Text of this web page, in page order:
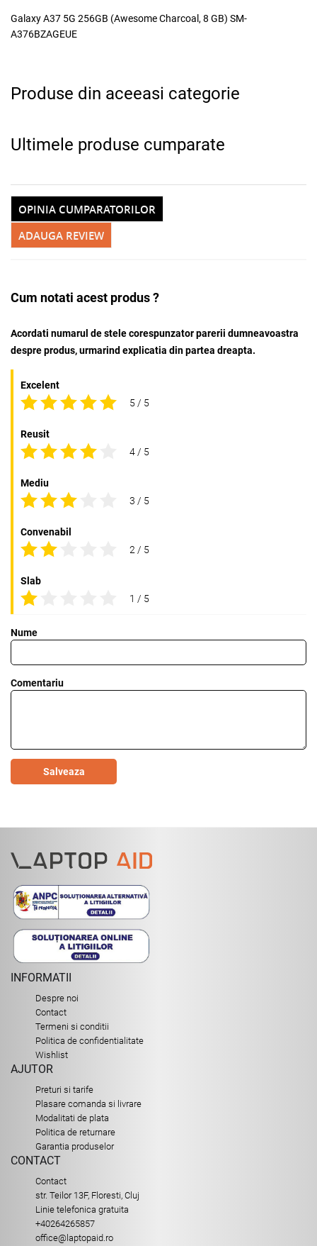
Galaxy A37 5G 256GB (Awesome Charcoal, 8 GB) SM-
A376BZAGEUE
Produse din aceeasi categorie
Ultimele produse cumparate
ADAUGA REVIEW
OPINIA CUMPARATORILOR
Cum notati acest produs ?
Acordati numarul de stele corespunzator parerii dumneavoastra
despre produs, urmarind explicatia din partea dreapta.
Excelent
5 / 5
Reusit
4 / 5
Mediu
3 / 5
Convenabil
2 / 5
Slab
1 / 5
Nume
Comentariu
Salveaza
INFORMATII
Despre noi
Contact
Termeni si conditii
Politica de confidentialitate
Wishlist
AJUTOR
Preturi si tarife
Plasare comanda si livrare
Modalitati de plata
Politica de returnare
Garantia produselor
CONTACT
Contact
str. Teilor 13F, Floresti, Cluj
Linie telefonica gratuita
+40264265857
office@laptopaid.ro